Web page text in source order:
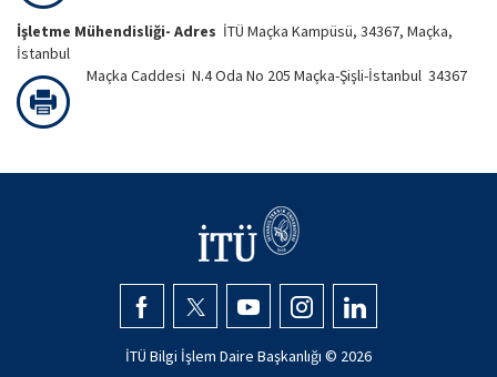
İşletme Mühendisliği- Adres İTÜ Maçka Kampüsü, 34367, Maçka,
İstanbul
Maçka Caddesi N.4 Oda No 205 Maçka-Şişli-İstanbul 34367
İTÜ Bilgi İşlem Daire Başkanlığı © 2026